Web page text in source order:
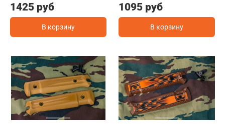
1425 руб
В корзину
1095 руб
В корзину